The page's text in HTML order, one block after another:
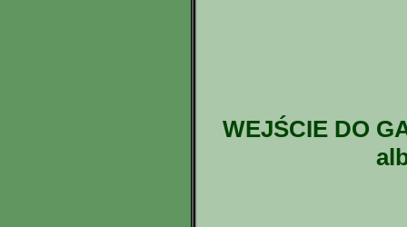
WEJŚCIE DO